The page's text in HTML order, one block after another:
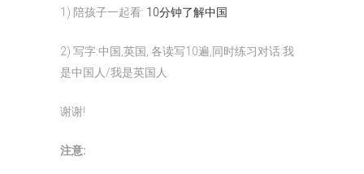
1) 陪孩子一起看: 10分钟了解中国
2) 写字:中国,英国, 各读写10遍,同时练习对话:我
是中国人/我是英国人
谢谢!
注意: